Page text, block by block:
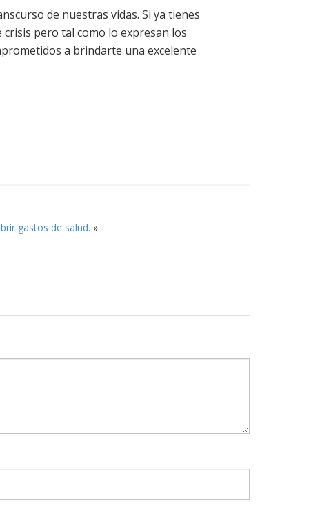
de nuestras vidas. Si ya tienes
pero tal como lo expresan los
a brindarte una excelente
gastos de salud. »